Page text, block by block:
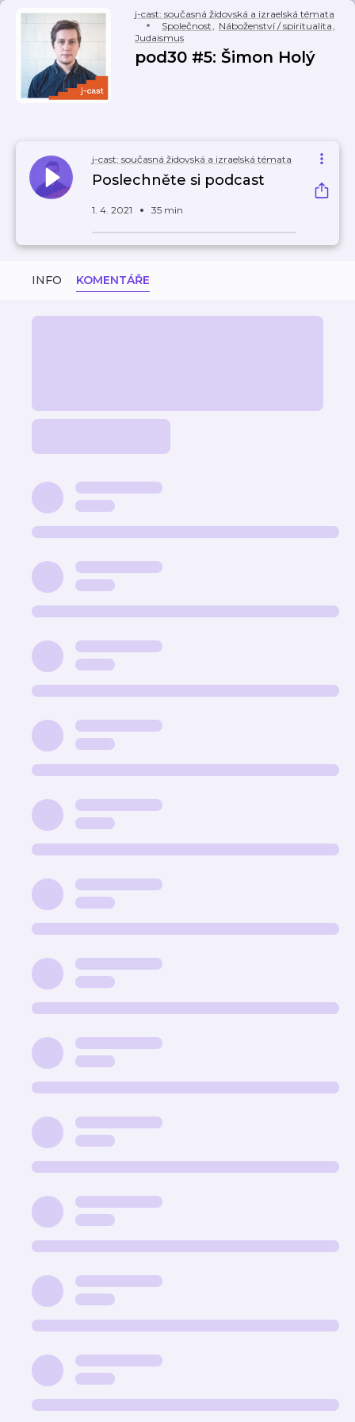
j-cast: současná židovská a izraelská témata
Společnost, Náboženství / spiritualita,
Judaismus
pod30 #5: Šimon Holý
j-cast: současná židovská a izraelská témata
Poslechněte si podcast
1. 4. 2021 35 min
INFO KOMENTÁŘE